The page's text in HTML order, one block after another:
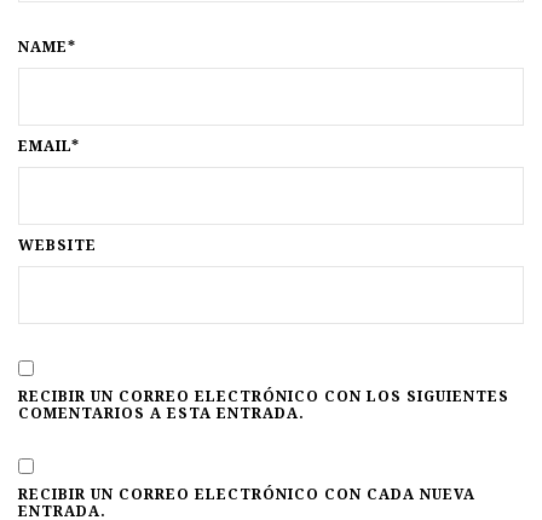
NAME*
EMAIL*
WEBSITE
RECIBIR UN CORREO ELECTRÓNICO CON LOS SIGUIENTES
COMENTARIOS A ESTA ENTRADA.
RECIBIR UN CORREO ELECTRÓNICO CON CADA NUEVA
ENTRADA.